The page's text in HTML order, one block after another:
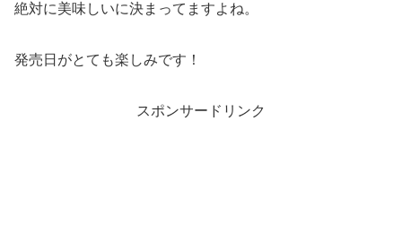
絶対に美味しいに決まってますよね。
発売日がとても楽しみです！
スポンサードリンク